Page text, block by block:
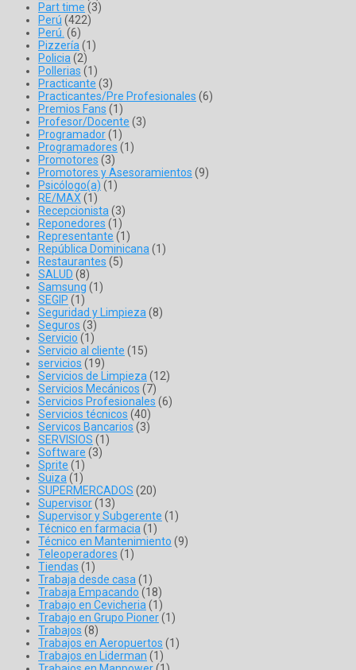
Part time (3)
Perú (422)
Perú. (6)
Pizzería(1)
Policia(2)
Pollerias (1)
Practicante (3)
Practicantes/Pre Profesionales (6)
Premios Fans (1)
Profesor/Docente (3)
Programador(1)
Programadores (1)
Promotores (3)
Promotores y Asesoramientos (9)
Psicólogo(a) (1)
RE/MAX(1)
Recepcionista(3)
Reponedores (1)
Representante (1)
República Dominicana(1)
Restaurantes (5)
SALUD (8)
Samsung (1)
SEGIP (1)
Seguridad y Limpieza(8)
Seguros (3)
Servicio (1)
Servicio al cliente (15)
servicios (19)
Servicios de Limpieza(12)
Servicios Mecánicos (7)
Servicios Profesionales (6)
Servicios técnicos (40)
Servicos Bancarios (3)
SERVISIOS (1)
Software (3)
Sprite (1)
Suiza(1)
SUPERMERCADOS (20)
Supervisor(13)
Supervisor y Subgerente (1)
Técnico en farmacia(1)
Técnico en Mantenimiento (9)
Teleoperadores (1)
Tiendas (1)
Trabaja desde casa(1)
Trabaja Empacando (18)
Trabajo en Cevicheria(1)
Trabajo en Grupo Pioner(1)
Trabajos (8)
Trabajos en Aeropuertos (1)
Trabajos en Liderman (1)